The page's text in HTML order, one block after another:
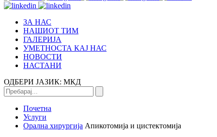
ЗА НАС
НАШИОТ ТИМ
ГАЛЕРИЈА
УМЕТНОСТА КАЈ НАС
НОВОСТИ
НАСТАНИ
ОДБЕРИ ЈАЗИК: МКД
Почетна
Услуги
Орална хирургија Апикотомија и цистектомија